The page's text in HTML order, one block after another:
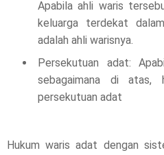
Apabila ahli waris
keluarga terdekat
adalah ahli warisnya.
Persekutuan adat:
sebagaimana di atas,
persekutuan adat
Hukum waris adat dengan